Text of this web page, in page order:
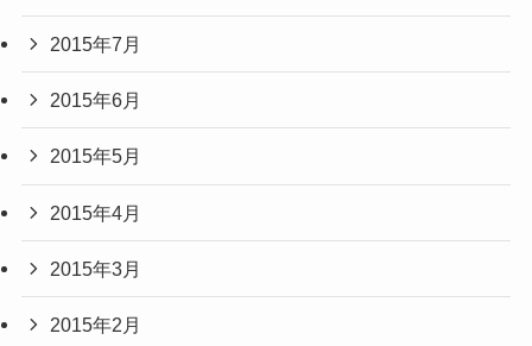
2015年7月
2015年6月
2015年5月
2015年4月
2015年3月
2015年2月